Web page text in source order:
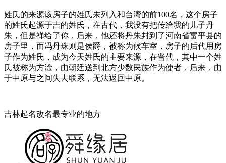
姓氏的来源该房子的姓氏未列入和台湾的前100名，这个房子
的姓氏起源于吉的姓氏，在古代，我没有把传给我的儿子丹
朱，但是禅给了你，后来，他还将丹朱封到了河南省富平县的
房子里，而冯丹珠则是侯爵，被称为候车室，房子的后代用房
子作为姓氏，成为今天姓氏的主要来源，在晋代，其中一个姓
氏被称为方淦，由朝廷送到北方少数民族作为使者，后来，由
于中原与之间失去联系，无法返回中原。
吉林起名改名最专业的地方